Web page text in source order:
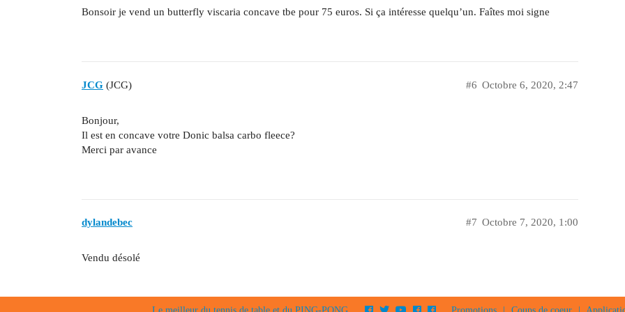
Bonsoir je vend un butterfly viscaria concave tbe pour 75 euros. Si ça intéresse quelqu’un. Faîtes moi signe
JCG (JCG) Octobre 6, 2020, 2:47
#6
Bonjour,
Il est en concave votre Donic balsa carbo fleece?
Merci par avance
dylandebec Octobre 7, 2020, 1:00
#7
Vendu désolé